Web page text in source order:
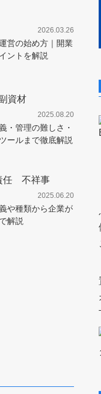
2026.03.26
営の始め方｜開業
ントを解説
2025.08.20
・管理の難しさ・
ールまで徹底解説
2025.06.20
や種類から企業が
解説